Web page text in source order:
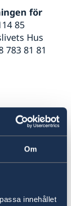
Om
innehållet
för
85
Hus
783 81 81
för